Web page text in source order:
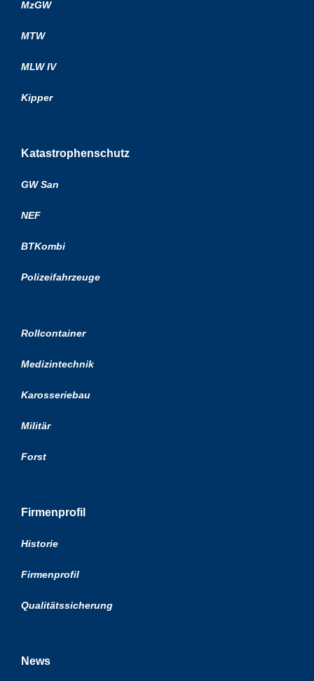
MzGW
MTW
MLW IV
Kipper
Katastrophenschutz
GW San
NEF
BTKombi
Polizeifahrzeuge
Rollcontainer
Medizintechnik
Karosseriebau
Militär
Forst
Firmenprofil
Historie
Firmenprofil
Qualitätssicherung
News